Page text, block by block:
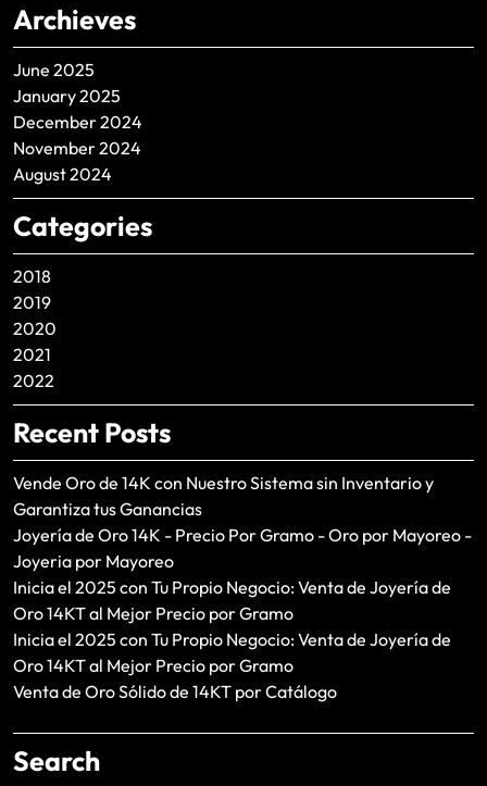
Archieves
June 2025
January 2025
December 2024
November 2024
August 2024
Categories
2018
2019
2020
2021
2022
Recent Posts
Vende Oro de 14K con Nuestro Sistema sin Inventario y
Garantiza tus Ganancias
Joyería de Oro 14K - Precio Por Gramo - Oro por Mayoreo -
Joyeria por Mayoreo
Inicia el 2025 con Tu Propio Negocio: Venta de Joyería de
Oro 14KT al Mejor Precio por Gramo
Inicia el 2025 con Tu Propio Negocio: Venta de Joyería de
Oro 14KT al Mejor Precio por Gramo
Venta de Oro Sólido de 14KT por Catálogo
Search